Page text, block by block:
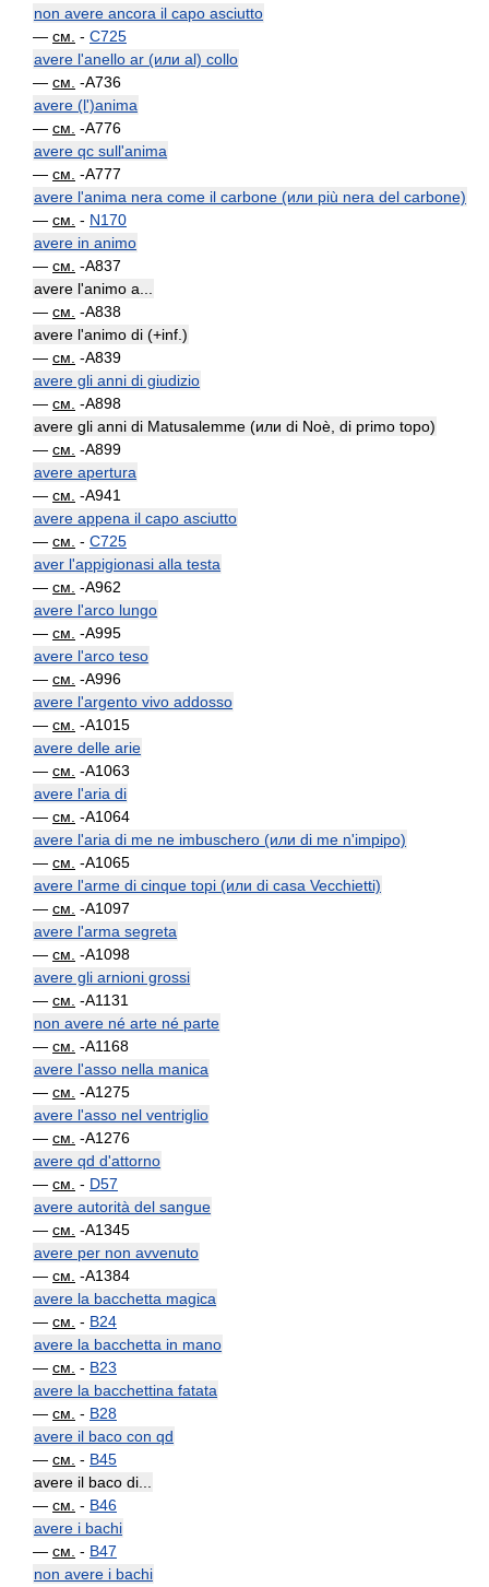
non avere ancora il capo asciutto
— см. - C725
avere l'anello ar (или al) collo
— см. -A736
avere (l')anima
— см. -A776
avere qc sull'anima
— см. -A777
avere l'anima nera come il carbone (или più nera del carbone)
— см. - N170
avere in animo
— см. -A837
avere l'animo a...
— см. -A838
avere l'animo di (+inf.)
— см. -A839
avere gli anni di giudizio
— см. -A898
avere gli anni di Matusalemme (или di Noè, di primo topo)
— см. -A899
avere apertura
— см. -A941
avere appena il capo asciutto
— см. - C725
aver l'appigionasi alla testa
— см. -A962
avere l'arco lungo
— см. -A995
avere l'arco teso
— см. -A996
avere l'argento vivo addosso
— см. -A1015
avere delle arie
— см. -A1063
avere l'aria di
— см. -A1064
avere l'aria di me ne imbuschero (или di me n'impipo)
— см. -A1065
avere l'arme di cinque topi (или di casa Vecchietti)
— см. -A1097
avere l'arma segreta
— см. -A1098
avere gli arnioni grossi
— см. -A1131
non avere né arte né parte
— см. -A1168
avere l'asso nella manica
— см. -A1275
avere l'asso nel ventriglio
— см. -A1276
avere qd d'attorno
— см. - D57
avere autorità del sangue
— см. -A1345
avere per non avvenuto
— см. -A1384
avere la bacchetta magica
— см. - B24
avere la bacchetta in mano
— см. - B23
avere la bacchettina fatata
— см. - B28
avere il baco con qd
— см. - B45
avere il baco di...
— см. - B46
avere i bachi
— см. - B47
non avere i bachi